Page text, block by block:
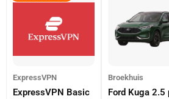
ExpressVPN
ExpressVPN Basic
Broekhuis
Ford Kuga 2.5